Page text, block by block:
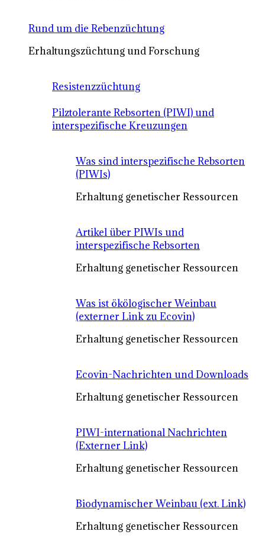
Rund um die Rebenzüchtung
Erhaltungszüchtung und Forschung
Resistenzzüchtung
Pilztolerante Rebsorten (PIWI) und
interspezifische Kreuzungen
Was sind interspezifische Rebsorten
(PIWIs)
Erhaltung genetischer Ressourcen
Artikel über PIWIs und
interspezifische Rebsorten
Erhaltung genetischer Ressourcen
Was ist ökölogischer Weinbau
(externer Link zu Ecovin)
Erhaltung genetischer Ressourcen
Ecovin-Nachrichten und Downloads
Erhaltung genetischer Ressourcen
PIWI-international Nachrichten
(Externer Link)
Erhaltung genetischer Ressourcen
Biodynamischer Weinbau (ext. Link)
Erhaltung genetischer Ressourcen